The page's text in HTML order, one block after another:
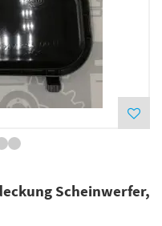
Scheinwerfer,